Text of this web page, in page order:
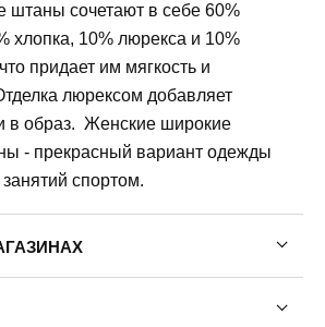
сочетают в себе 60%
хлопка, 10% люрекса и 10%
придает им мягкость и
люрексом добавляет
в образ. Женские широкие
- прекрасный вариант одежды
спортом.